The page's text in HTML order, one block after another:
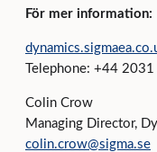
För mer information:
Telephone: +44
Colin Crow
Managing Director,
colin.crow@sigma.se